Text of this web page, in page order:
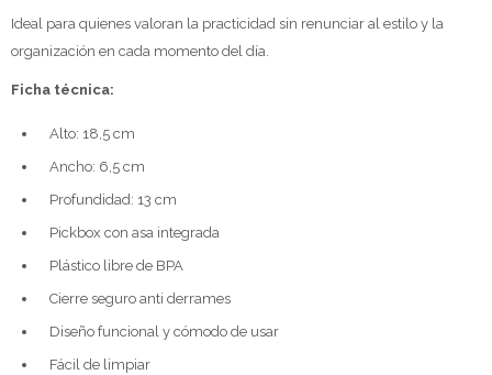
Ideal para quienes valoran la practicidad sin renunciar al estilo y la
organización en cada momento del día.
Ficha técnica:
Alto: 18,5 cm
Ancho: 6,5 cm
Profundidad: 13 cm
Pickbox con asa integrada
Plástico libre de BPA
Cierre seguro anti derrames
Diseño funcional y cómodo de usar
Fácil de limpiar